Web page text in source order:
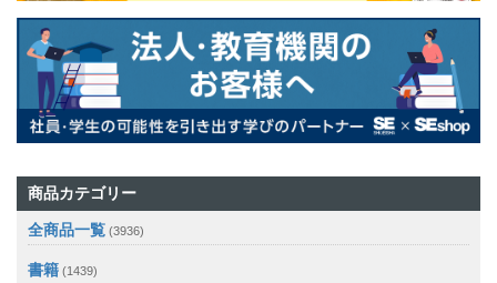
商品カテゴリー
全商品一覧 (3936)
書籍 (1439)